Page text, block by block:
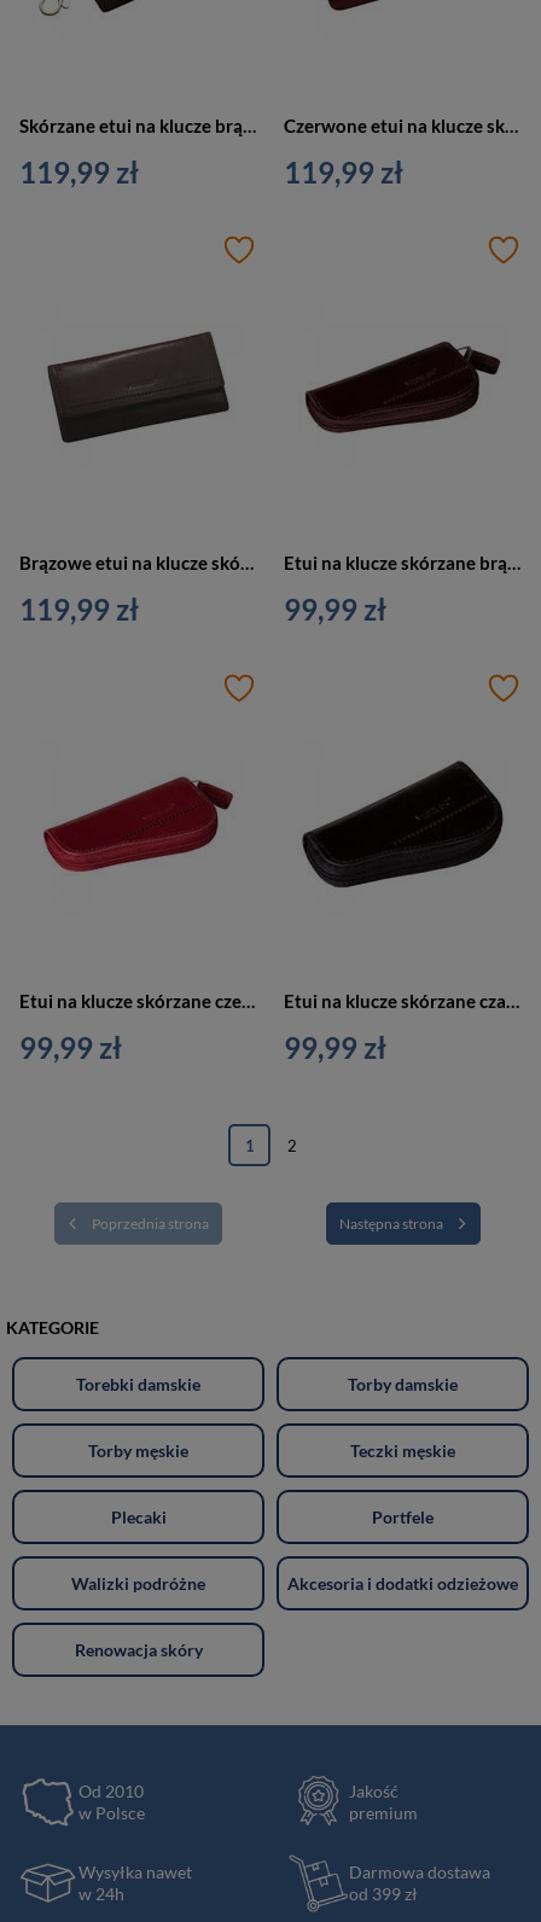
119,99 zł 119,99 zł
Brązowe etui na klucze skórzane Verus Monaco 02 BR
119,99 zł
Etui na klucze skórzane brązowe Verus Monaco 01 BR
99,99 zł
99,99 zł 99,99 zł
Poprzednia strona
1 2
Następna strona
KATEGORIE
Torebki damskie Torby damskie
Torby męskie Teczki męskie
Plecaki Portfele
Walizki podróżne Akcesoria i dodatki odzieżowe
Renowacja skóry
Od 2010
w Polsce
Jakość
premium
Wysyłka nawet
w 24h
Darmowa dostawa
od 399 zł